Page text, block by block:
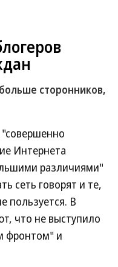
сторонников,
Интернета
различиями"
сеть говорят и те,
пользуется. В
что не выступило
фронтом" и